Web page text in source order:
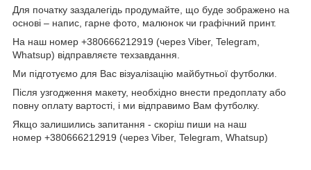
Для початку заздалегідь продумайте, що буде зображено на
основі – напис, гарне фото, малюнок чи графічний принт.
На наш номер +380666212919 (через Viber, Telegram,
Whatsup) відправляєте техзавдання.
Ми підготуємо для Вас візуалізацію майбутньої футболки.
Після узгодження макету, необхідно внести предоплату або
повну оплату вартості, і ми відправимо Вам футболку.
Якщо залишились запитання - скоріш пиши на наш
номер +380666212919 (через Viber, Telegram, Whatsup)